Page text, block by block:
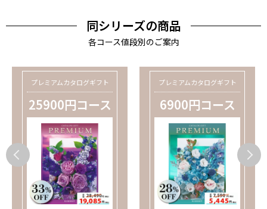
同シリーズの商品
各コース値段別のご案内
プレミアムカタログギフト
25900円コース
プレミアムカタログギフト
6900円コース